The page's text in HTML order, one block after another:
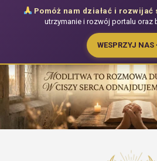
do
treści
Pomóż nam działać i rozwijać
utrzymanie i rozwój portalu oraz
WESPRZYJ